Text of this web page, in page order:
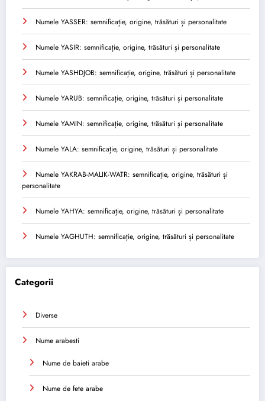
Numele YASSER: semnificație, origine, trăsături și personalitate
Numele YASIR: semnificație, origine, trăsături și personalitate
Numele YASHDJOB: semnificație, origine, trăsături și personalitate
Numele YARUB: semnificație, origine, trăsături și personalitate
Numele YAMIN: semnificație, origine, trăsături și personalitate
Numele YALA: semnificație, origine, trăsături și personalitate
Numele YAKRAB-MALIK-WATR: semnificație, origine, trăsături și
personalitate
Numele YAHYA: semnificație, origine, trăsături și personalitate
Numele YAGHUTH: semnificație, origine, trăsături și personalitate
Categorii
Diverse
Nume arabesti
Nume de baieti arabe
Nume de fete arabe